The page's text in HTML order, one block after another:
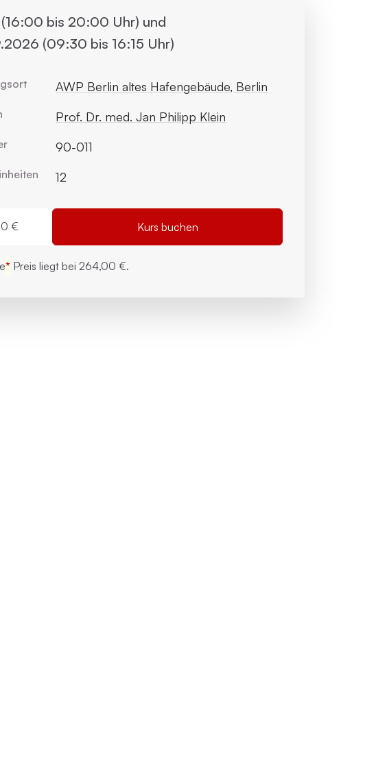
(16:00 bis 20:00 Uhr) und
(09:30 bis 16:15 Uhr)
AWP Berlin altes Hafengebäude, Berlin
Prof. Dr. med. Jan Philipp Klein
90-011
12
€ Kurs buchen
* Preis liegt bei 264,00 €.